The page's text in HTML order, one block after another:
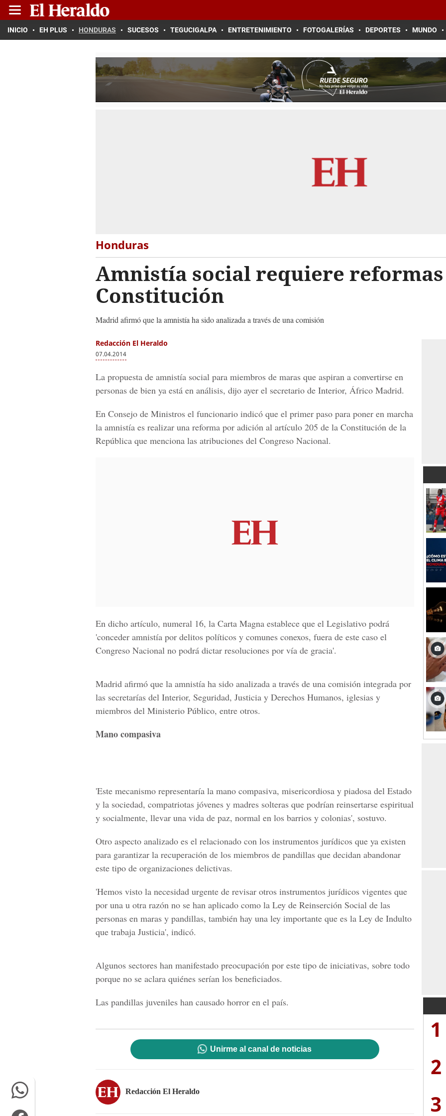
INICIO EH PLUS HONDURAS SUCESOS TEGUCIGALPA ENTRETENIMIENTO FOTOGALERÍAS DEPORTES MUNDO
Honduras
Amnistía social requiere
Constitución
Madrid afirmó que la amnistía ha sido analizada a través de una comisión
Redacción El Heraldo
07.04.2014
La propuesta de amnistía social para miembros de maras que aspiran a convertirse en
personas de bien ya está en análisis, dijo ayer el secretario de Interior, Áfrico Madrid.
En Consejo de Ministros el funcionario indicó que el primer paso para poner en marcha
la amnistía es realizar una reforma por adición al artículo 205 de la Constitución de la
República que menciona las atribuciones del Congreso Nacional.
En dicho artículo, numeral 16, la Carta Magna establece que el Legislativo podrá
'conceder amnistía por delitos políticos y comunes conexos, fuera de este caso el
Congreso Nacional no podrá dictar resoluciones por vía de gracia'.
Madrid afirmó que la amnistía ha sido analizada a través de una comisión integrada por
las secretarías del Interior, Seguridad, Justicia y Derechos Humanos, iglesias y
miembros del Ministerio Público, entre otros.
Mano compasiva
'Este mecanismo representaría la mano compasiva, misericordiosa y piadosa del Estado
y la sociedad, compatriotas jóvenes y madres solteras que podrían reinsertarse espiritual
y socialmente, llevar una vida de paz, normal en los barrios y colonias', sostuvo.
Otro aspecto analizado es el relacionado con los instrumentos jurídicos que ya existen
para garantizar la recuperación de los miembros de pandillas que decidan abandonar
este tipo de organizaciones delictivas.
'Hemos visto la necesidad urgente de revisar otros instrumentos jurídicos vigentes que
por una u otra razón no se han aplicado como la Ley de Reinserción Social de las
personas en maras y pandillas, también hay una ley importante que es la Ley de Indulto
que trabaja Justicia', indicó.
Algunos sectores han manifestado preocupación por este tipo de iniciativas, sobre todo
porque no se aclara quiénes serían los beneficiados.
Las pandillas juveniles han causado horror en el país.
Unirme al canal de noticias
Redacción El Heraldo
1
2
3